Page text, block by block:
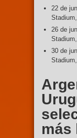
22 de
26 de
30 de
más